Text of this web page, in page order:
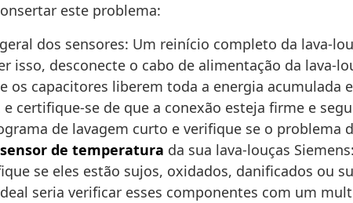
este problema:
dos sensores: Um reinício completo da lava-
isso, desconecte o cabo de alimentação da lava-
os capacitores liberem toda a energia
certifique-se de que a conexão esteja firme e
de lavagem curto e verifique se o problema
de temperatura da sua lava-louças
se eles estão sujos, oxidados, danificados ou
seria verificar esses componentes com um